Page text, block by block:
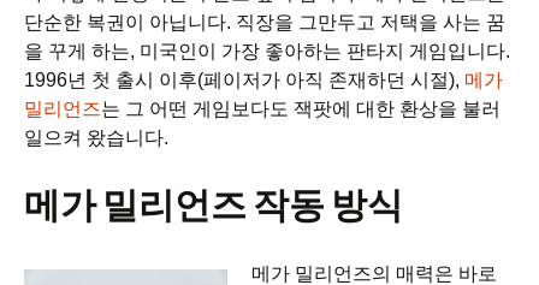
단순한 복권이 아닙니다. 직장을 그만두고 저택을 사는 꿈
을 꾸게 하는, 미국인이 가장 좋아하는 판타지 게임입니다.
1996년 첫 출시 이후(페이저가 아직 존재하던 시절), 메가
밀리언즈는 그 어떤 게임보다도 잭팟에 대한 환상을 불러
일으켜 왔습니다.
메가 밀리언즈 작동 방식
메가 밀리언즈의 매력은 바로